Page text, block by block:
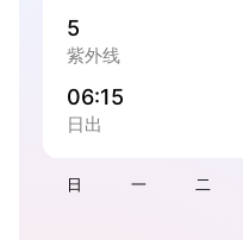
日 一 二
5
紫外线
06:15
日出